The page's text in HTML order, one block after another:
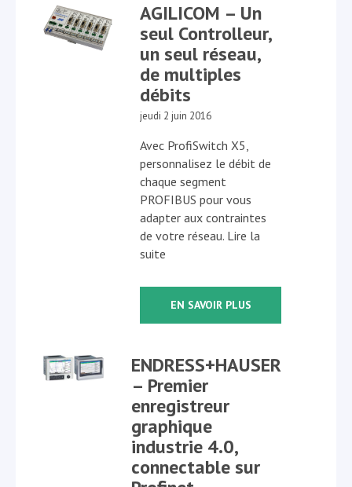
AGILICOM – Un
seul Controlleur,
un seul réseau,
de multiples
débits
jeudi 2 juin 2016
Avec ProfiSwitch X5,
personnalisez le débit de
chaque segment
PROFIBUS pour vous
adapter aux contraintes
de votre réseau. Lire la
suite
EN SAVOIR PLUS
ENDRESS+HAUSER
– Premier
enregistreur
graphique
industrie 4.0,
connectable sur